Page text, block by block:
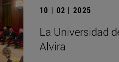
10 | 02 | 2025
La Universidad
Alvira